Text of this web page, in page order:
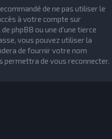
de ne pas utiliser le
à votre compte sur
phpBB ou une d’une tierce
vous pouvez utiliser la
de fournir votre nom
permettra de vous reconnecter.